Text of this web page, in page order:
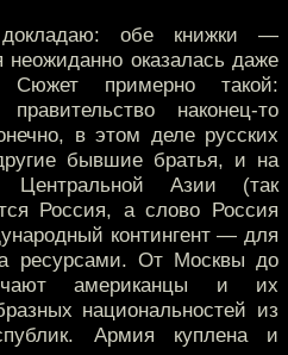
обе книжки —
оказалась даже
примерно такой:
наконец-то
в этом деле русских
бывшие братья, и на
Центральной Азии (так
Россия, а слово Россия
контингент — для
ресурсами. От Москвы до
американцы и их
национальностей из
Армия куплена и